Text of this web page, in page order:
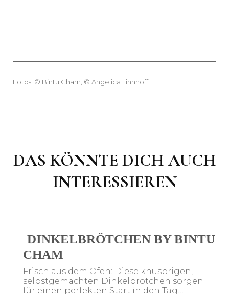
Fotos: © Bintu Cham, © Angelica Linnhoff
DAS KÖNNTE DICH AUCH
INTERESSIEREN
DINKELBRÖTCHEN BY BINTU
CHAM
Frisch aus dem Ofen: Diese knusprigen,
selbstgemachten Dinkelbrötchen sorgen
für einen perfekten Start in den Tag…